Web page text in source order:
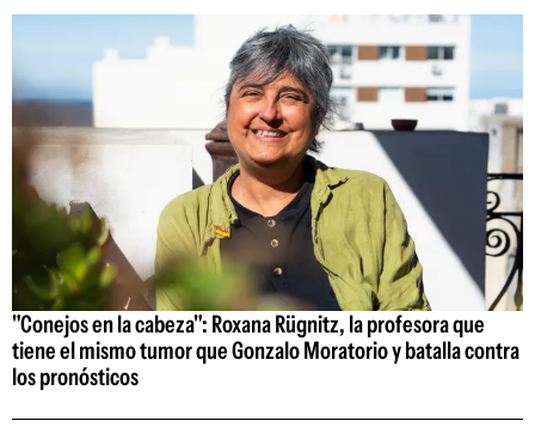
"Conejos en la cabeza": Roxana Rügnitz, la profesora que
tiene el mismo tumor que Gonzalo Moratorio y batalla contra
los pronósticos